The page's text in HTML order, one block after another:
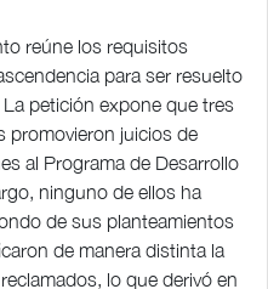
reúne los requisitos
para ser resuelto
petición expone que tres
promovieron juicios de
al Programa de Desarrollo
ninguno de ellos ha
de sus planteamientos
de manera distinta la
lo que derivó en